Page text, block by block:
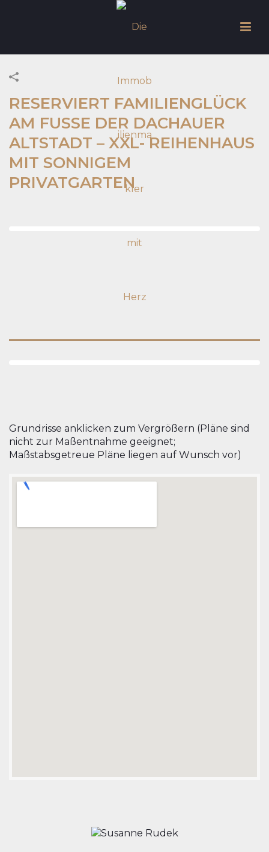
RESERVIERT FAMILIENGLÜCK
AM FUSSE DER DACHAUER A
LTSTADT – XXL- REIHENHAUS M
IT SONNIGEM P
RIVATGARTEN
Grundrisse anklicken zum Vergrößern (Pläne sind
nicht zur Maßentnahme geeignet;
Maßstabsgetreue Pläne liegen auf Wunsch vor)